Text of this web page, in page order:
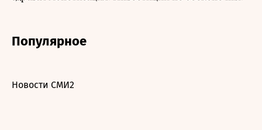
Популярное
Новости СМИ2